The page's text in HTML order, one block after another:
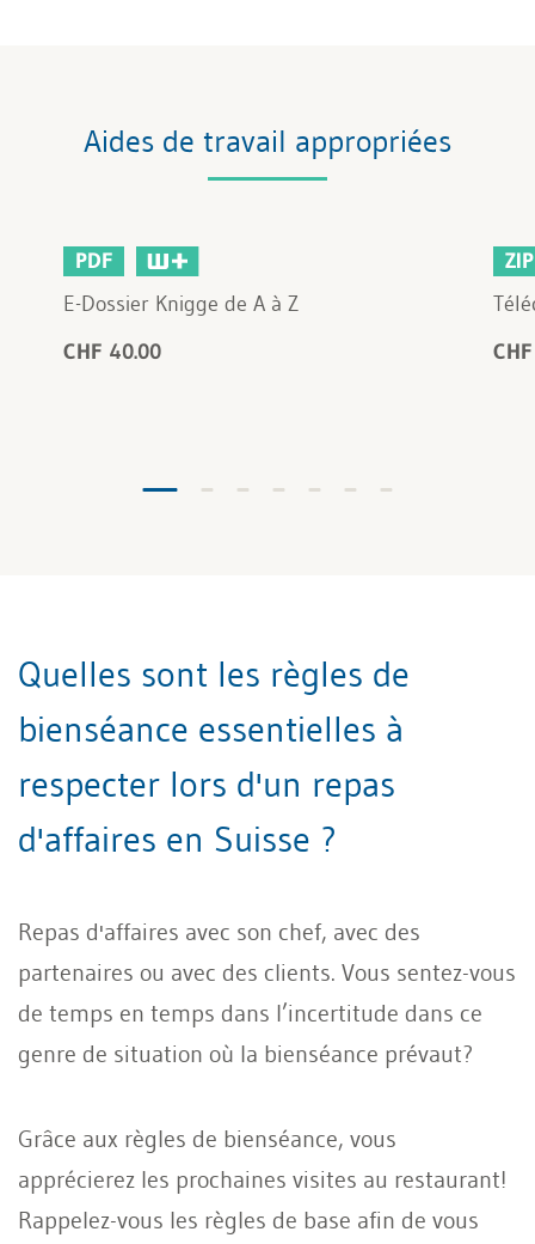
Aides de travail appropriées
PDF
E-Dossier Knigge de A à Z
CHF 40.00
ZIP
Quelles sont les règles de
bienséance essentielles à
respecter lors d'un repas
d'affaires en Suisse ?
Repas d'affaires avec son chef, avec des
partenaires ou avec des clients. Vous sentez-vous
de temps en temps dans l’incertitude dans ce
genre de situation où la bienséance prévaut?
Grâce aux règles de bienséance, vous
apprécierez les prochaines visites au restaurant!
Rappelez-vous les règles de base afin de vous